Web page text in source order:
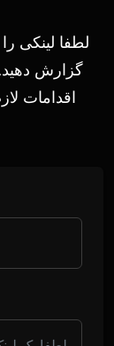
لطفا لینکی
گزارش
اقدامات